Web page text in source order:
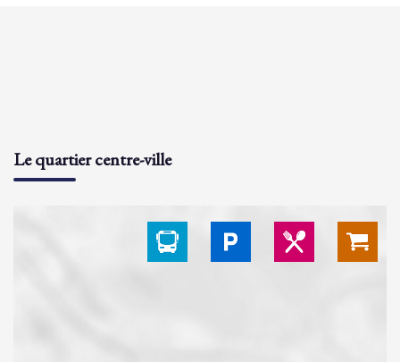
Le quartier centre-ville